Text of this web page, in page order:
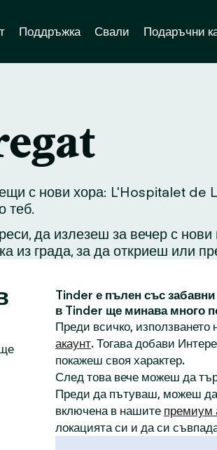
Поддръжка Свали Подаръчни
с нови хора: L'Hospitalet
теб.
да излезеш за вечер с
из града, за да откриеш или
Tinder е пълен със
в Tinder ще минава много
Преди всичко,
акаунт. Тогава добави
покажеш своя характер.
След това вече можеш да
Преди да пътуваш, можеш
включена в нашите премиум
локацията си и да си